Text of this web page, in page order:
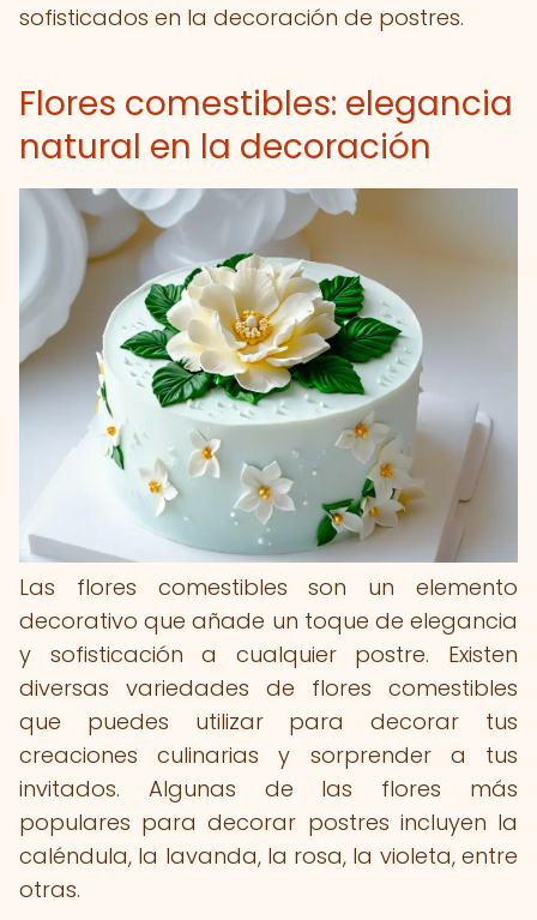
sofisticados en la decoración de postres.
Flores comestibles: elegancia
natural en la decoración
Las flores comestibles son un elemento
decorativo que añade un toque de elegancia
y sofisticación a cualquier postre. Existen
diversas variedades de flores comestibles
que puedes utilizar para decorar tus
creaciones culinarias y sorprender a tus
invitados. Algunas de las flores más
populares para decorar postres incluyen la
caléndula, la lavanda, la rosa, la violeta, entre
otras.